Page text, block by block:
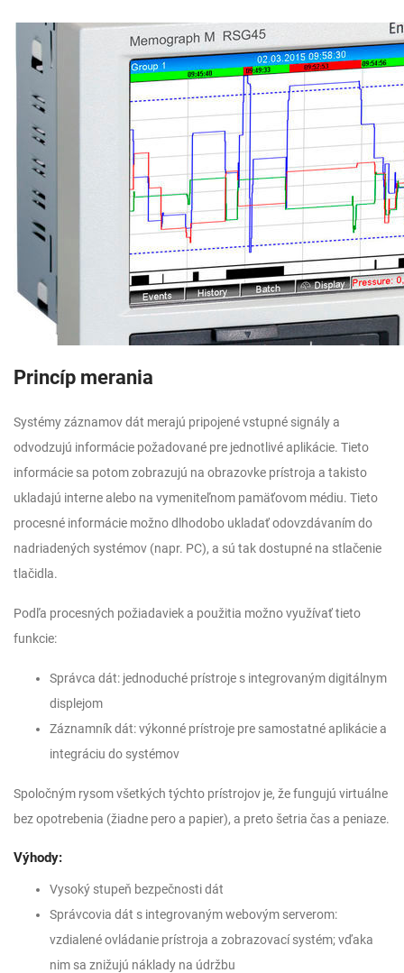
Princíp merania
Systémy záznamov dát merajú pripojené vstupné signály a
odvodzujú informácie požadované pre jednotlivé aplikácie. Tieto
informácie sa potom zobrazujú na obrazovke prístroja a takisto
ukladajú interne alebo na vymeniteľnom pamäťovom médiu. Tieto
procesné informácie možno dlhodobo ukladať odovzdávaním do
nadriadených systémov (napr. PC), a sú tak dostupné na stlačenie
tlačidla.
Podľa procesných požiadaviek a použitia možno využívať tieto
funkcie:
Správca dát: jednoduché prístroje s integrovaným digitálnym
displejom
Záznamník dát: výkonné prístroje pre samostatné aplikácie a
integráciu do systémov
Spoločným rysom všetkých týchto prístrojov je, že fungujú virtuálne
bez opotrebenia (žiadne pero a papier), a preto šetria čas a peniaze.
Výhody:
Vysoký stupeň bezpečnosti dát
Správcovia dát s integrovaným webovým serverom:
vzdialené ovládanie prístroja a zobrazovací systém; vďaka
nim sa znižujú náklady na údržbu